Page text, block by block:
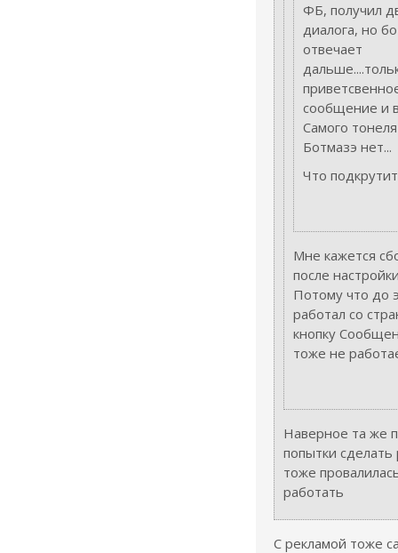
ФБ, получил
диалога, но
отвечает
сообщение и
Самого
Ботмазэ нет...
Что
Мне кажется
после
Потому что до
работал со
кнопку
тоже не
Наверное та же
попытки сделать
тоже
работать
С рекламой тоже